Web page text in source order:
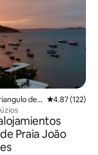
de B Calificación
4.87 (122)
Praia João